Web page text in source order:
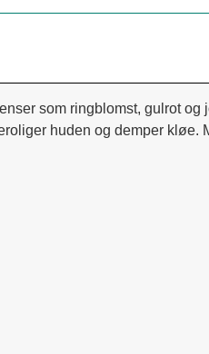
som ringblomst, gulrot og
huden og demper kløe.